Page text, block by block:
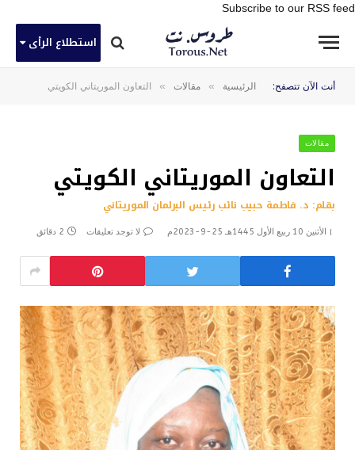
Subscribe to our RSS feed
استطلاع الرأى
أنت الآن تتصفح: الرئيسية » مقالات » التعاون الموريتاني الكويتي
مقالات
التعاون الموريتاني الكويتي
بقلم: د. فاطمة حبيب نائب رئيس البرلمان الموريتاني
الأثنين 10 ربيع الأول 1445هـ 25-9-2023م لا توجد تعليقات 2 دقائق